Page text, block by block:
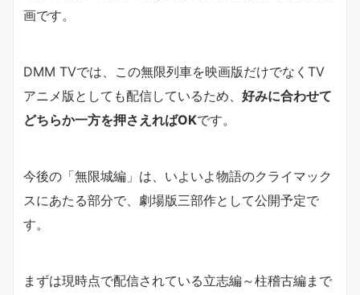
画です。
DMM TVでは、この無限列車を映画版だけでなくTV
アニメ版としても配信しているため、 好みに合わせて
どちらか一方を押さえればOKです。
今後の「無限城編」は、いよいよ物語のクライマック
スにあたる部分で、劇場版三部作として公開予定で
す。
まずは現時点で配信されている立志編～柱稽古編まで